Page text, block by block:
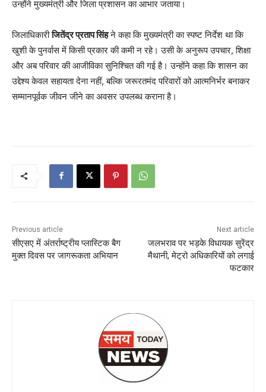
उन्होंने मुख्यमंत्री और जिला प्रशासन का आभार जताया।
जिलाधिकारीजितेंद्र प्रताप सिंहने कहा कि मुख्यमंत्री का स्पष्ट निर्देश था कि
खुशी के पुनर्वास में किसी प्रकार की कमी न रहे। उसी के अनुरूप उपचार, शिक्षा
और अब परिवार की आजीविका सुनिश्चित की गई है। उन्होंने कहा कि शासन का
उद्देश्य केवल सहायता देना नहीं, बल्कि जरूरतमंद परिवारों को आत्मनिर्भर बनाकर
सम्मानपूर्वक जीवन जीने का अवसर उपलब्ध कराना है।
Previous article
सीएसए में अंतर्राष्ट्रीय प्लास्टिक बैग
मुक्त दिवस पर जागरूकता अभियान
Next article
जलभराव पर भड़के विधायक सुरेंद्र
मैथानी, मेट्रो अधिकारियों को लगाई
फटकार